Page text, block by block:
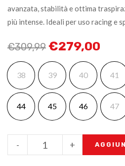
avanzata, stabilità e ottima
più intense. Ideali per uso racing e
€309,99 €279,00
38 39 40 41
44 45 46 47
+
-